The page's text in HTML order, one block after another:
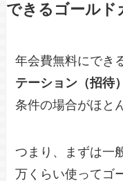
できるゴールド
年会費無料にでき
テーション（招待
条件の場合がほと
つまり、まずは一
万くらい使ってゴ